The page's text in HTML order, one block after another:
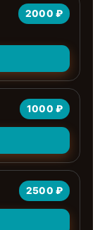
2000 ₽
1000 ₽
2500 ₽